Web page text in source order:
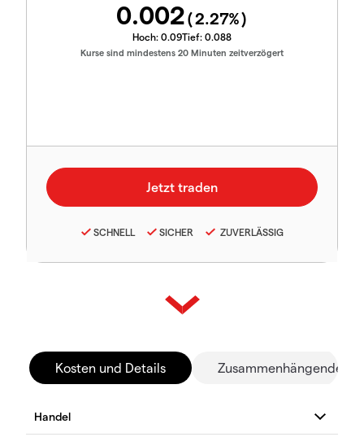
0.002(2.27%)
Hoch: 0.09Tief: 0.088
Kurse sind mindestens 20 Minuten zeitverzögert
SCHNELL SICHER ZUVERLÄSSIG
Kosten und Details Zusammenhängende